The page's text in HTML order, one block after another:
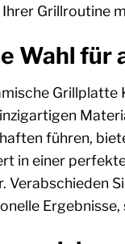
Grillroutine
Wahl für
führen,
in einer
Verabschieden